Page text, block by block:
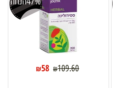
₪109.60
₪58